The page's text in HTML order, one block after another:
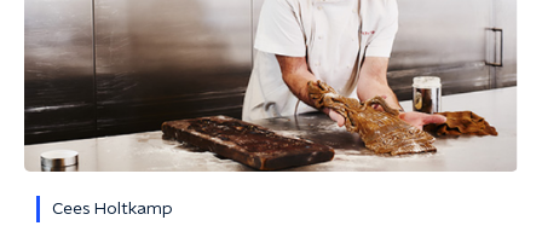
Cees Holtkamp